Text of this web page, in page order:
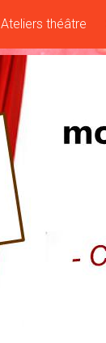
Ateliers théâtre